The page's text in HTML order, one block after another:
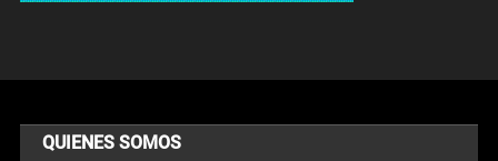
QUIENES SOMOS